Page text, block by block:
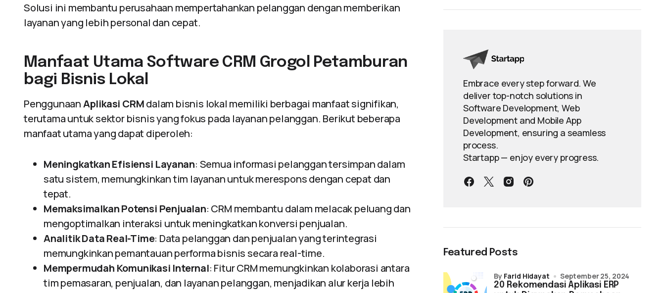
Solusi ini membantu perusahaan mempertahankan pelanggan dengan memberikan
layanan yang lebih personal dan cepat.
Manfaat Utama Software CRM Grogol Petamburan
bagi Bisnis Lokal
PenggunaanAplikasi CRMdalam bisnis lokal memiliki berbagai manfaat signifikan,
terutama untuk sektor bisnis yang fokus pada layanan pelanggan. Berikut beberapa
manfaat utama yang dapat diperoleh:
Meningkatkan Efisiensi Layanan: Semua informasi pelanggan tersimpan dalam
satu sistem, memungkinkan tim layanan untuk merespons dengan cepat dan
tepat.
Memaksimalkan Potensi Penjualan: CRM membantu dalam melacak peluang dan
mengoptimalkan interaksi untuk meningkatkan konversi penjualan.
Analitik Data Real-Time: Data pelanggan dan penjualan yang terintegrasi
memungkinkan pemantauan performa bisnis secara real-time.
Mempermudah Komunikasi Internal: Fitur CRM memungkinkan kolaborasi antara
tim pemasaran, penjualan, dan layanan pelanggan, menjadikan alur kerja lebih
Embrace every step forward. We
deliver top-notch solutions in
Software Development, Web
Development and Mobile App
Development, ensuring a seamless
process.
Startapp — enjoy every progress.
Featured Posts
20 Rekomendasi Aplikasi ERP
by Farid Hidayat September 25, 2024